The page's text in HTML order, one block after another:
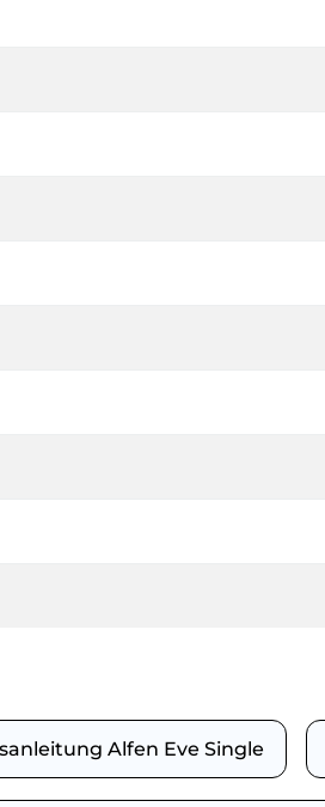
Alfen Eve Single